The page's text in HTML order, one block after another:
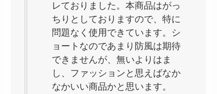
レておりました。本商品はがっ
ちりとしておりますので、特に
問題なく使用できています。シ
ョートなのであまり防風は期待
できませんが、無いよりはま
し、ファッションと思えばなか
なかいい商品かと思います。